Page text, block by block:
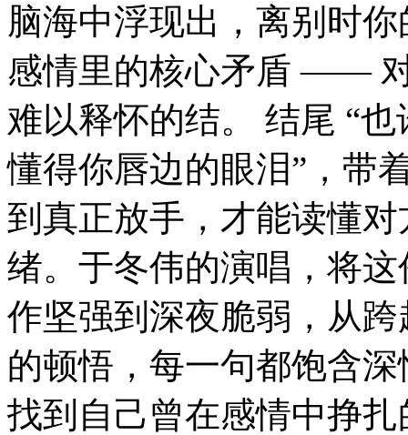
脑海中浮现出，离别时
感情里的核心矛盾 ——
难以释怀的结。 结尾 “
懂得你唇边的眼泪”，带
到真正放手，才能读懂
绪。于冬伟的演唱，将
作坚强到深夜脆弱，从
的顿悟，每一句都饱含
找到自己曾在感情中挣